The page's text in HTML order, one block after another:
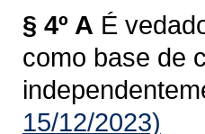
§ 4º A É
como base de
15/12/2023)